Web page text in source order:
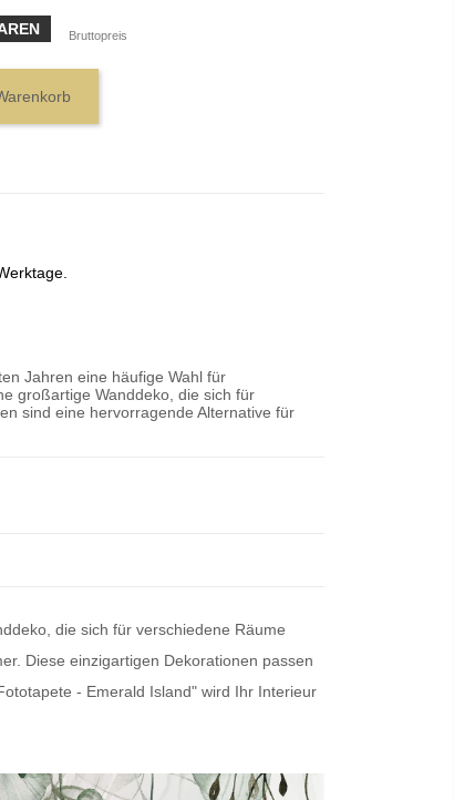
Bruttopreis
Jahren eine häufige Wahl für
großartige Wanddeko, die sich für
sind eine hervorragende Alternative für
die sich für verschiedene Räume
Diese einzigartigen Dekorationen passen
- Emerald Island" wird Ihr Interieur